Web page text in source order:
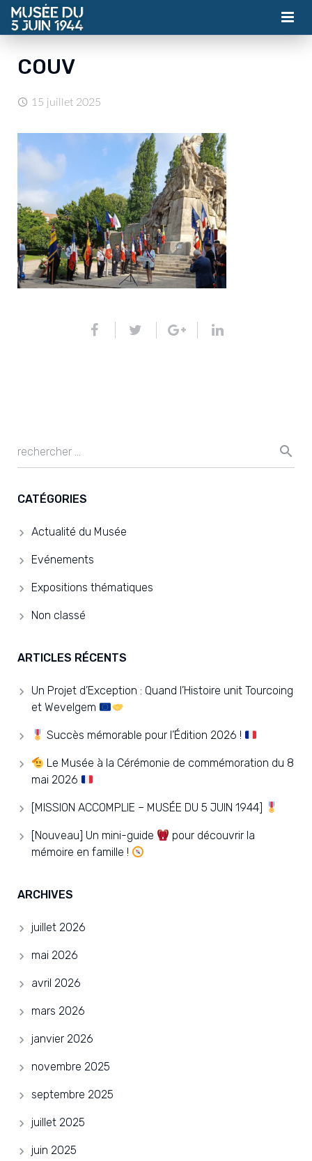
VISITES
CONTACT
BILLETTERIE
COUV
15 juillet 2025
CATÉGORIES
Actualité du Musée
Evénements
Expositions thématiques
Non classé
ARTICLES RÉCENTS
Un Projet d’Exception : Quand l’Histoire unit Tourcoing
et Wevelgem
Succès mémorable pour l’Édition 2026 !
Le Musée à la Cérémonie de commémoration du 8
mai 2026
[MISSION ACCOMPLIE – MUSÉE DU 5 JUIN 1944]
[Nouveau] Un mini-guide
pour découvrir la
mémoire en famille !
ARCHIVES
juillet 2026
mai 2026
avril 2026
mars 2026
janvier 2026
novembre 2025
septembre 2025
juillet 2025
juin 2025